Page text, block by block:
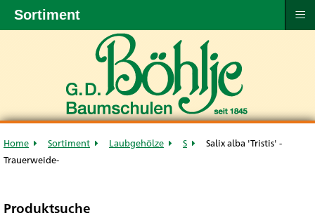
Home Sortiment Laubgehölze S
Salix alba 'Tristis' -
Trauerweide-
Produktsuche
Sortiment ≡